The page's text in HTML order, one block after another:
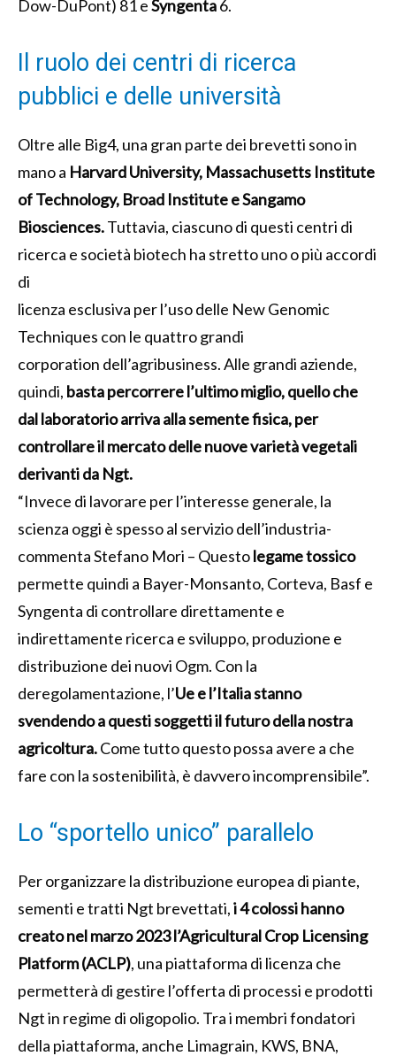
Dow-DuPont) 81 eSyngenta6.
Il ruolo dei centri di ricerca
pubblici e delle università
Oltre alle Big4, una gran parte dei brevetti sono in
mano a Harvard University, Massachusetts Institute
of Technology, Broad Institute e Sangamo
Biosciences.Tuttavia, ciascuno di questi centri di
ricerca e società biotech ha stretto uno o più accordi
di
licenza esclusiva per l’uso delle New Genomic
Techniques con le quattro grandi
corporation dell’agribusiness. Alle grandi aziende,
quindi, basta percorrere l’ultimo miglio, quello che
dal laboratorio arriva alla semente fisica, per
controllare il mercato delle nuove varietà vegetali
derivanti da Ngt.
“Invece di lavorare per l’interesse generale, la
scienza oggi è spesso al servizio dell’industria-
commenta Stefano Mori – Questolegame tossico
permette quindi a Bayer-Monsanto, Corteva, Basf e
Syngenta di controllare direttamente e
indirettamente ricerca e sviluppo, produzione e
distribuzione dei nuovi Ogm. Con la
deregolamentazione, l’Ue e l’Italia stanno
svendendo a questi soggetti il futuro della nostra
agricoltura.Come tutto questo possa avere a che
fare con la sostenibilità, è davvero incomprensibile”.
Lo “sportello unico” parallelo
Per organizzare la distribuzione europea di piante,
sementi e tratti Ngt brevettati,i 4 colossihanno
creato nel marzo 2023 l’Agricultural Crop Licensing
Platform (ACLP), una piattaforma di licenza che
permetterà di gestire l’offerta di processi e prodotti
Ngt in regime di oligopolio. Tra i membri fondatori
della piattaforma, anche Limagrain, KWS, BNA,